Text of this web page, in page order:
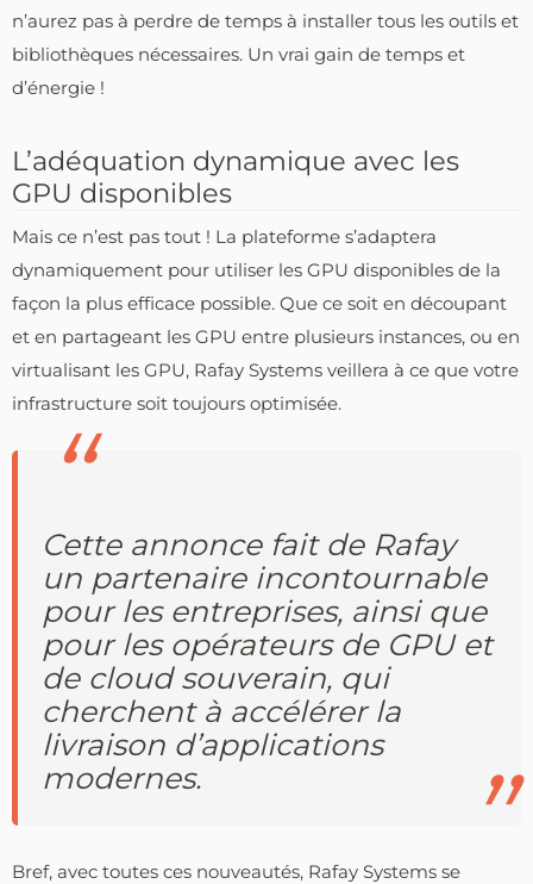
n’aurez pas à perdre de temps à installer tous les outils et
bibliothèques nécessaires. Un vrai gain de temps et
d’énergie !
L’adéquation dynamique avec les
GPU disponibles
Mais ce n’est pas tout ! La plateforme s’adaptera
dynamiquement pour utiliser les GPU disponibles de la
façon la plus efficace possible. Que ce soit en découpant
et en partageant les GPU entre plusieurs instances, ou en
virtualisant les GPU, Rafay Systems veillera à ce que votre
infrastructure soit toujours optimisée.
Cette annonce fait de Rafay
un partenaire incontournable
pour les entreprises, ainsi que
pour les opérateurs de GPU et
de cloud souverain, qui
cherchent à accélérer la
livraison d’applications
modernes.
Bref, avec toutes ces nouveautés, Rafay Systems se